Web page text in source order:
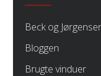
Beck og
Bloggen
Brugte vinduer